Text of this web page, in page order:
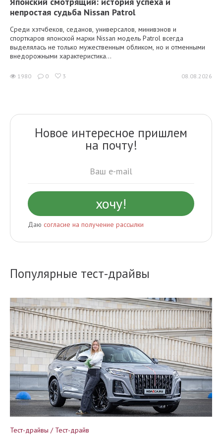
непростая судьба Nissan Patrol
Среди хэтчбеков, седанов, универсалов, минивэнов и
спорткаров японской марки Nissan модель Patrol всегда
выделялась не только мужественным обликом, но и отменными
внедорожными характеристика...
1980 0 3 08.08.2026
Новое интересное пришлем
на почту!
Даю согласие на получение рассылки
Популярные тест-драйвы
Тест-драйвы / Тест-драйв